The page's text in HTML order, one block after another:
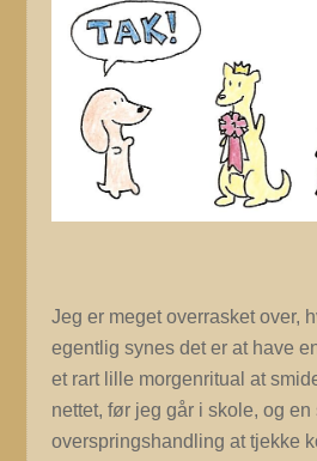
Jeg er meget overrasket over,
egentlig synes det er at have
et rart lille morgenritual at
nettet, før jeg går i skole, og en
overspringshandling at tjekke